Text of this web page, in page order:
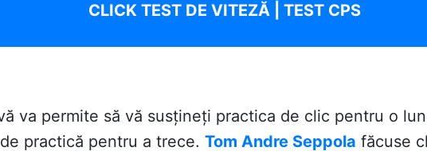
CLICK TEST DE VITEZĂ | TEST CPS
va permite să vă susțineți practica de clic pentru o
practică pentru a trece. Tom Andre Seppola făcuse